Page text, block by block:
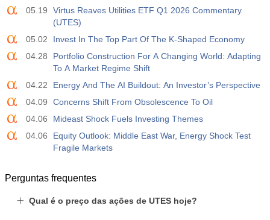
05.19
Virtus Reaves Utilities ETF Q1 2026 Commentary
(UTES)
05.02
Invest In The Top Part Of The K-Shaped Economy
04.28
Portfolio Construction For A Changing World: Adapting
To A Market Regime Shift
04.22
Energy And The AI Buildout: An Investor’s Perspective
04.09
Concerns Shift From Obsolescence To Oil
04.06
Mideast Shock Fuels Investing Themes
04.06
Equity Outlook: Middle East War, Energy Shock Test
Fragile Markets
Perguntas frequentes
Qual é o preço das ações de UTES hoje?